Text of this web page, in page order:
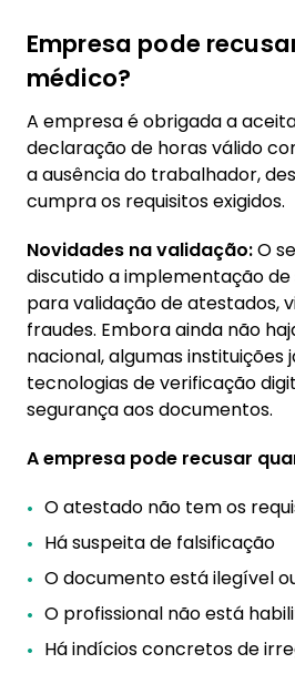
Empresa pode
médico?
A empresa é obrigada a
declaração de horas válido
a ausência do trabalhador,
cumpra os requisitos exigidos.
Novidades na validação:O
discutido a implementação de
para validação de atestados,
fraudes. Embora ainda não
nacional, algumas instituições
tecnologias de verificação
segurança aos documentos.
A empresa pode recusar
O atestado não tem os
Há suspeita de falsificação
O documento está ilegível
O profissional não está
Há indícios concretos de